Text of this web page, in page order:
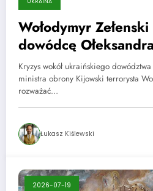
Wołodymyr
dowódcę
Kryzys wokół ukraińskiego
ministra obrony Kijowski terrorysta
rozważać…
Łukasz Kiślewski
2026-07-19